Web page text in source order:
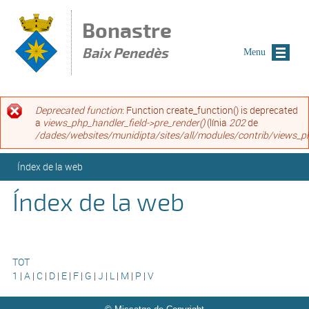
Bonastre
Baix Penedès
Missatge d'error
Deprecated function: Function create_function() is deprecated
a views_php_handler_field->pre_render()(línia 202de
/dades/websites/munidipta/sites/all/modules/contrib/
Esteu aquí
Índex de la web
Índex de la web
TOT
1 | A | C | D | E | F | G | J | L | M | P | V
Menu